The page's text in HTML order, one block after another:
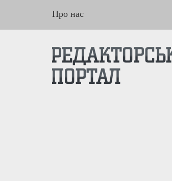
Про нас